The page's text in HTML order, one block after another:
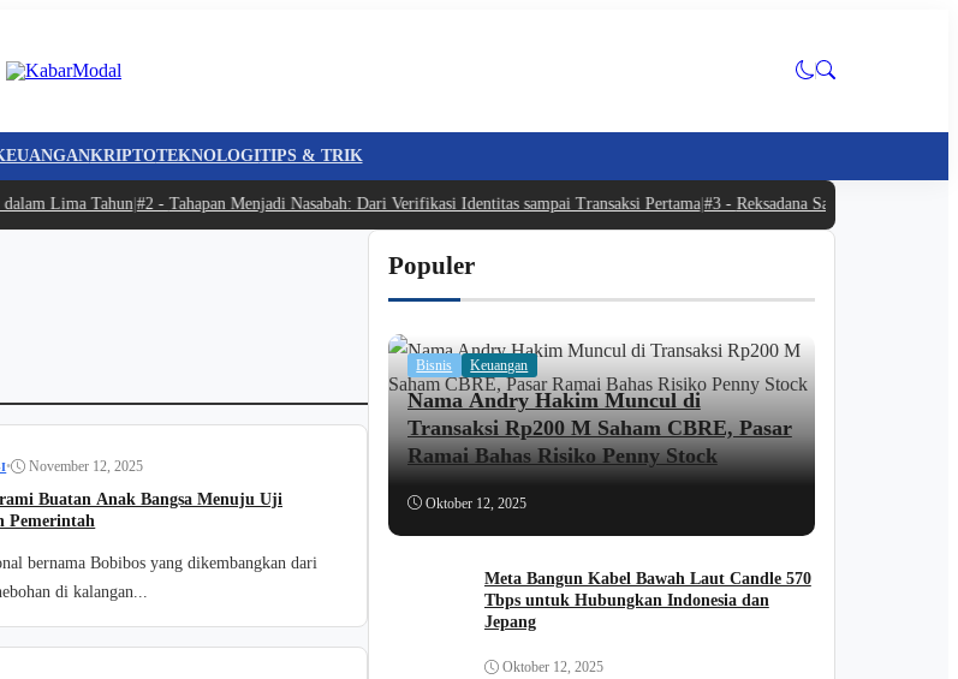
KRIPTOTEKNOLOGITIPS & TRIK
Lima Tahun|#2 -Tahapan Menjadi Nasabah: Dari Verifikasi Identitas sampai Transaksi Pertama|#3 -Reksadana Saham Bangkit di Juli
• November 12, 2025
Buatan Anak Bangsa Menuju Uji
Pemerintah
bernama Bobibos yang dikembangkan dari
di kalangan...
Populer
Bisnis Keuangan
Nama Andry Hakim Muncul di
Transaksi Rp200 M Saham CBRE, Pasar
Ramai Bahas Risiko Penny Stock
Oktober 12, 2025
Meta Bangun Kabel Bawah Laut Candle 570
Tbps untuk Hubungkan Indonesia dan
Jepang
Oktober 12, 2025